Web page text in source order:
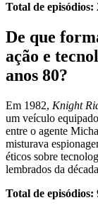
Total de episódios:
De que
ação e
anos 80?
Em 1982, Knight
um veículo
entre o agente
misturava
éticos sobre
lembrados da
Total de episódios: